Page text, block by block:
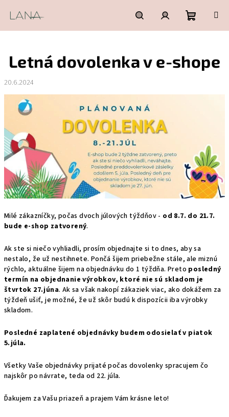
HľadaťPrihlásenie
košík
Letná dovolenka v e-shope
20.6.2024
Milé zákazníčky, počas dvoch júlových týždňov - od 8.7. do 21.7.
bude e-shop zatvorený.
Ak ste si niečo vyhliadli, prosím objednajte si to dnes, aby sa
nestalo, že už nestihnete. Pončá šijem priebežne stále, ale miznú
rýchlo, aktuálne šijem na objednávku do 1 týždňa. Preto posledný
termín na objednanie výrobkov, ktoré nie sú skladom je
štvrtok 27.júna. Ak sa však nakopí zákaziek viac, ako dokážem za
týždeň ušiť, je možné, že už skôr budú k dispozícii iba výrobky
skladom.
Posledné zaplatené objednávky budem odosielať v piatok
5.júla.
Všetky Vaše objednávky prijaté počas dovolenky spracujem čo
najskôr po návrate, teda od 22. júla.
Ďakujem za Vašu priazeň a prajem Vám krásne leto!